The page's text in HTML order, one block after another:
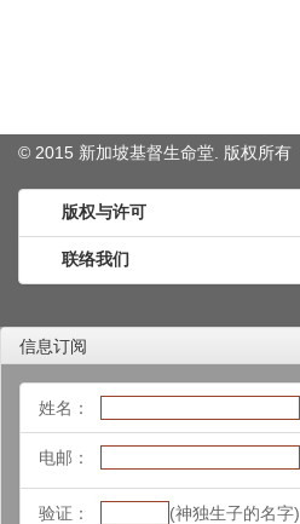
© 2015 新加坡基督生命堂. 版权所有
版权与许可
联络我们
信息订阅
姓名：
电邮：
验证： (神独生子的名字)